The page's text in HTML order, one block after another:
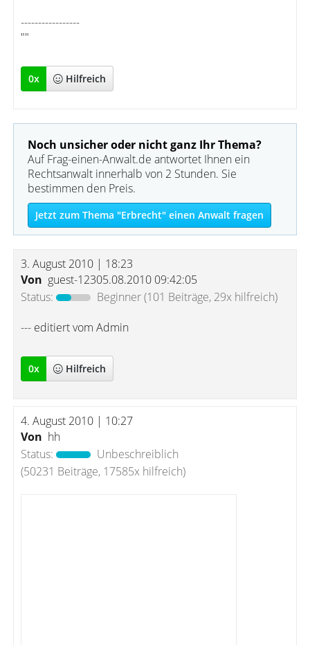
-----------------
""
0x Hilfreich
Noch unsicher oder nicht ganz Ihr Thema?
Auf Frag-einen-Anwalt.de antwortet Ihnen ein
Rechtsanwalt innerhalb von 2 Stunden. Sie
bestimmen den Preis.
Jetzt zum Thema "Erbrecht" einen Anwalt fragen
3. August 2010 | 18:23
Von guest-12305.08.2010 09:42:05
Status:
Beginner(101 Beiträge, 29x hilfreich)
--- editiert vom Admin
0x Hilfreich
4. August 2010 | 10:27
Von hh
Status:
Unbeschreiblich
(50231 Beiträge, 17585x hilfreich)